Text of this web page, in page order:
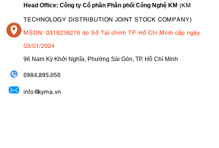
Head Office: Công ty Cổ phần Phân phối Công Nghệ KM (KM
TECHNOLOGY DISTRIBUTION JOINT STOCK COMPANY)
MSDN: 0318238276 do Sở Tài chính TP Hồ Chí Minh cấp ngày
03/01/2024
96 Nam Kỳ Khởi Nghĩa, Phường Sài Gòn, TP. Hồ Chí Minh
0984.895.050
info@kyma.vn